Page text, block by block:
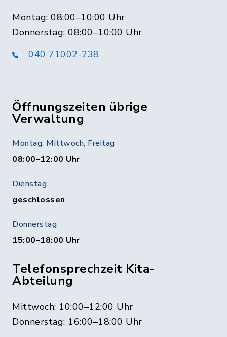
Montag: 08:00–10:00 Uhr
Donnerstag: 08:00–10:00 Uhr
040 71002-238
Öffnungszeiten übrige
Verwaltung
Montag, Mittwoch, Freitag
08:00–12:00 Uhr
Dienstag
geschlossen
Donnerstag
15:00–18:00 Uhr
Telefonsprechzeit Kita-
Abteilung
Mittwoch: 10:00–12:00 Uhr
Donnerstag: 16:00–18:00 Uhr